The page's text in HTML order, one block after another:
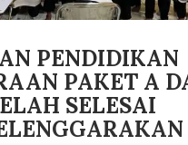
PENDIDIKAN
PAKET A
SELESAI